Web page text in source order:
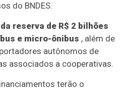
do BNDES.
reserva de R$ 2 bilhões
e micro-ônibus , além de
autônomos de
associados a cooperativas.
terão o